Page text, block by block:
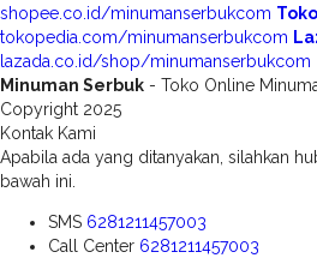
shopee.co.id/minumanserbukcom
tokopedia.com/minumanserbukcom
lazada.co.id/shop/minumanserbukcom
Minuman Serbuk - Toko Online
Copyright 2025
Kontak Kami
Apabila ada yang ditanyakan, silahkan
bawah ini.
SMS 6281211457003
Call Center 6281211457003